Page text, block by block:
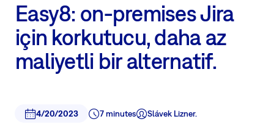
Easy8: on-premises Jira
için korkutucu, daha az
maliyetli bir alternatif.
4/20/2023 7 minutes Slávek Lizner.